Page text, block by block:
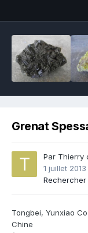
Grenat
Par Thierry
1 juillet 2013
Tongbei, Yunxiao
Chine